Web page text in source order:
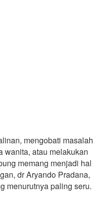
mengobati masalah
wanita, atau melakukan
memang menjadi hal
dr Aryando Pradana,
menurutnya paling seru.